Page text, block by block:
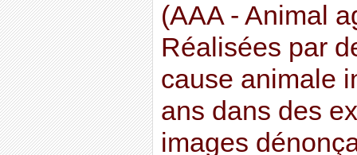
(AAA - Animal
Réalisées par
cause animale
ans dans des
images